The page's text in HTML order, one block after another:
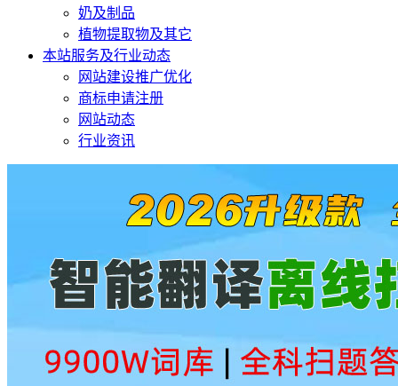
奶及制品
植物提取物及其它
本站服务及行业动态
网站建设推广优化
商标申请注册
网站动态
行业资讯